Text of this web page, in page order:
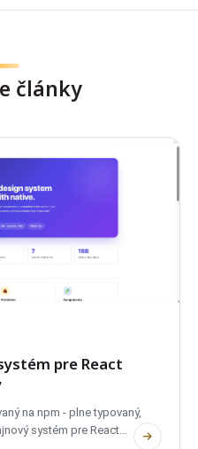
články
pre React
na npm - plne typovaný,
systém pre React